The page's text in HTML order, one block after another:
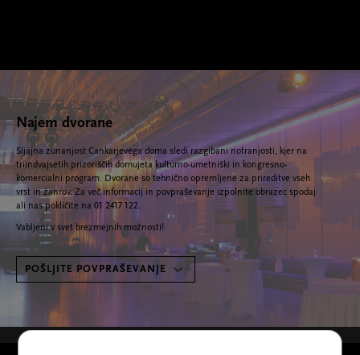
Najem dvorane
Sijajna zunanjost Cankarjevega doma sledi razgibani notranjosti, kjer na
triindvajsetih prizoriščih domujeta kulturno-umetniški in kongresno-
komercialni program. Dvorane so tehnično opremljene za prireditve vseh
vrst in žanrov. Za več informacij in povpraševanje izpolnite obrazec spodaj
ali nas pokličite na 01 2417 122.
Vabljeni v svet brezmejnih možnosti!
POŠLJITE POVPRAŠEVANJE